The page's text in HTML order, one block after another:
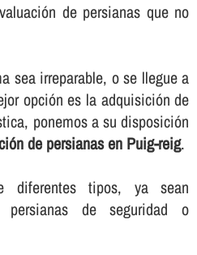
de persianas que no
sea irreparable, o se llegue a
opción es la adquisición de
ponemos a su disposición
de persianas en Puig-reig.
diferentes tipos, ya sean
persianas de seguridad o